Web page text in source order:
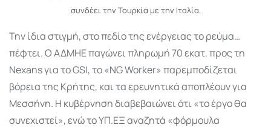
συνδέει την Τουρκία με την Ιταλία.
Την ίδια στιγμή, στο πεδίο της ενέργειας το ρεύμα…
πέφτει. Ο ΑΔΜΗΕ παγώνει πληρωμή 70 εκατ. προς τη
Nexans για το GSI, το «NG Worker» παρεμποδίζεται
βόρεια της Κρήτης, και τα ερευνητικά αποπλέουν για
Μεσσήνη. Η κυβέρνηση διαβεβαιώνει ότι «το έργο θα
συνεχιστεί», ενώ το ΥΠ.ΕΞ αναζητά «φόρμουλα